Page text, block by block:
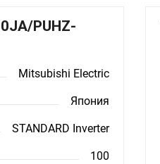
PUHZ-
Mitsubishi Electric
Япония
STANDARD Inverter
100